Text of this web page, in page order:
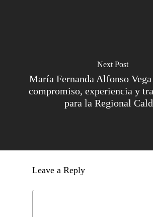
Next Post
María Fernanda Alfonso Vega
compromiso, experiencia y
para la Regional
Leave a Reply